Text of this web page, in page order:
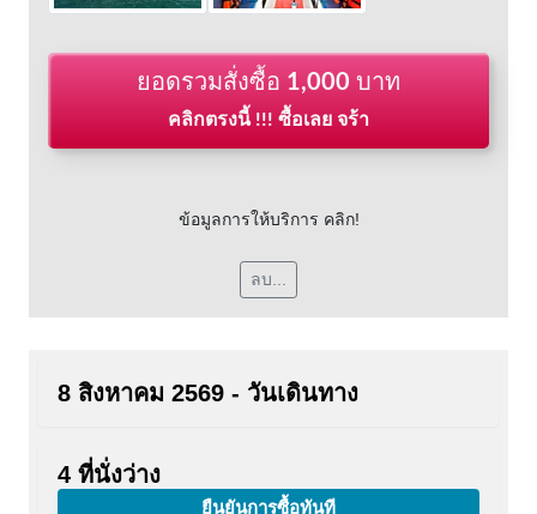
ยอดรวมสั่งซื้อ 1,000 บาท
คลิกตรงนี้ !!! ซื้อเลย จร้า
ข้อมูลการให้บริการ คลิก!
ลบ...
8 สิงหาคม 2569 - วันเดินทาง
4 ที่นั่งว่าง
ยืนยันการซื้อทันที